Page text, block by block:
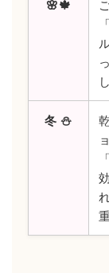
🌸🍁
冬 ⛄️